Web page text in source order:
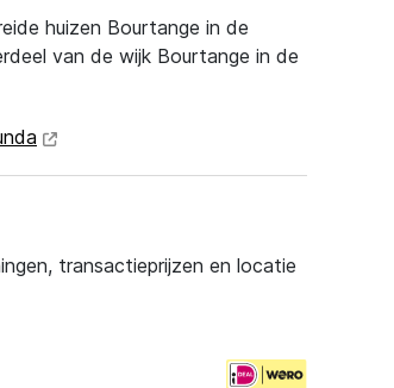
huizen Bourtange in de
van de wijk Bourtange in de
transactieprijzen en locatie